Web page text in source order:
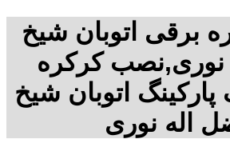
برقی اتوبان شیخ
نوری,نصب کرکره
اتوبان شیخ
اله نوری